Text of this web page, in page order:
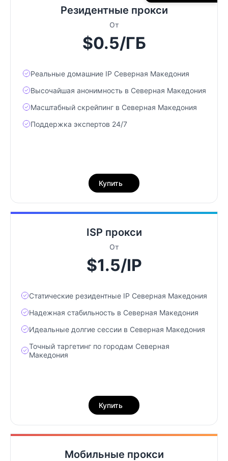
Резидентные прокси
От
$0.5/ГБ
Реальные домашние IP Северная Македония
Высочайшая анонимность в Северная Македония
Масштабный скрейпинг в Северная Македония
Поддержка экспертов 24/7
Купить
ISP прокси
От
$1.5/IP
Статические резидентные IP Северная Македония
Надежная стабильность в Северная Македония
Идеальные долгие сессии в Северная Македония
Точный таргетинг по городам Северная
Македония
Купить
Мобильные прокси